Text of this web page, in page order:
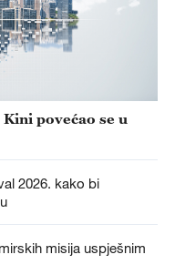
povećao se u
2026. kako bi
misija uspješnim